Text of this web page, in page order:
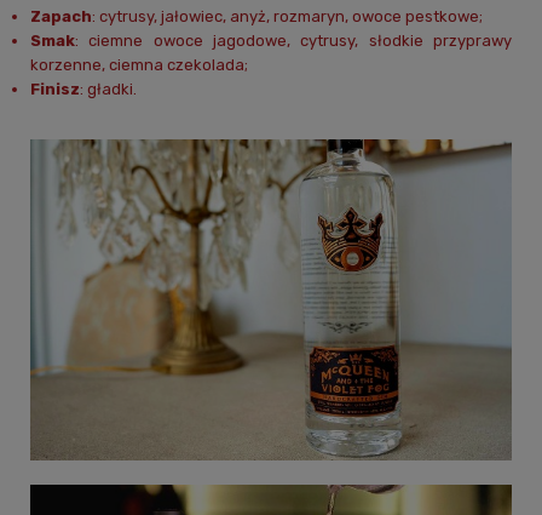
Zapach: cytrusy, jałowiec, anyż, rozmaryn, owoce pestkowe;
Smak: ciemne owoce jagodowe, cytrusy, słodkie przyprawy
korzenne, ciemna czekolada;
Finisz: gładki.